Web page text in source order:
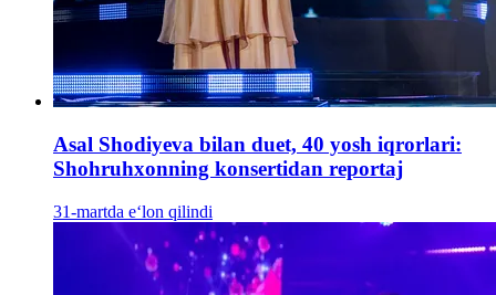
Asal Shodiyeva bilan duet, 40 yosh iqrorlari:
Shohruhxonning konsertidan reportaj
31-martda e‘lon qilindi